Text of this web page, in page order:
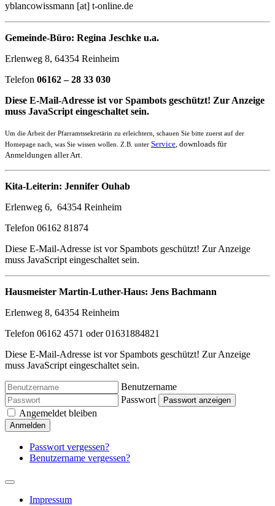
yblancowissmann [at] t-online.de
Gemeinde-Büro: Regina Jeschke u.a.
Erlenweg 8, 64354 Reinheim
Telefon 06162 – 28 33 030
Diese E-Mail-Adresse ist vor Spambots geschützt! Zur Anzeige
muss JavaScript eingeschaltet sein.
Um die Arbeit der Pfarramtssekretärin zu erleichtern, schauen Sie bitte zuerst auf der
Homepage nach, was Sie wissen wollen. Z.B. unter Service, downloads für
Anmeldungen aller Art.
Kita-Leiterin: Jennifer Ouhab
Erlenweg 6, 64354 Reinheim
Telefon 06162 81874
Diese E-Mail-Adresse ist vor Spambots geschützt! Zur Anzeige
muss JavaScript eingeschaltet sein.
Hausmeister Martin-Luther-Haus: Jens Bachmann
Erlenweg 8, 64354 Reinheim
Telefon 06162 4571 oder 01631884821
Diese E-Mail-Adresse ist vor Spambots geschützt! Zur Anzeige
muss JavaScript eingeschaltet sein.
Benutzername
Passwort
Passwort anzeigen
Angemeldet bleiben
Anmelden
Passwort vergessen?
Benutzername vergessen?
Impressum